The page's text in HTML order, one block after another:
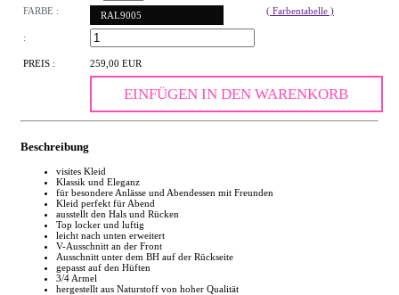
FARBE :
RAL9005 ( Farbentabelle )
:
PREIS : 259,00 EUR
EINFÜGEN IN DEN WARENKORB
Beschreibung
visites Kleid
Klassik und Eleganz
für besondere Anlässe und Abendessen mit Freunden
Kleid perfekt für Abend
ausstellt den Hals und Rücken
Top locker und luftig
leicht nach unten erweitert
V-Ausschnitt an der Front
Ausschnitt unter dem BH auf der Rückseite
gepasst auf den Hüften
3/4 Armel
hergestellt aus Naturstoff von hoher Qualität